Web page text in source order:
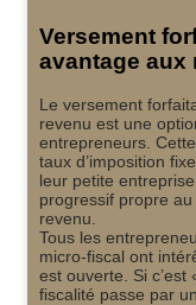
Versement
avantage aux
Le versement
revenu est une
entrepreneurs.
taux d’imposition
leur petite
progressif propre
revenu.
Tous les
micro-fiscal ont
est ouverte. Si c’est
fiscalité passe par